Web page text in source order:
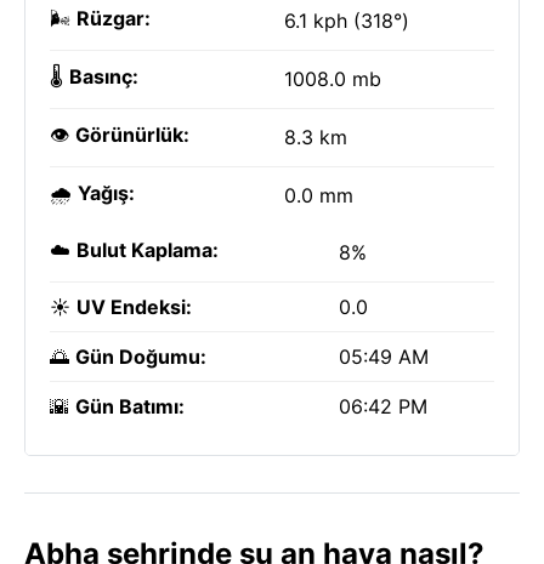
🌬️ Rüzgar: 6.1 kph (318°)
🌡️ Basınç: 1008.0 mb
👁️ Görünürlük: 8.3 km
🌧️ Yağış: 0.0 mm
☁️ Bulut Kaplama: 8%
☀️ UV Endeksi: 0.0
🌅 Gün Doğumu: 05:49 AM
🌇 Gün Batımı: 06:42 PM
Abha şehrinde şu an hava nasıl?